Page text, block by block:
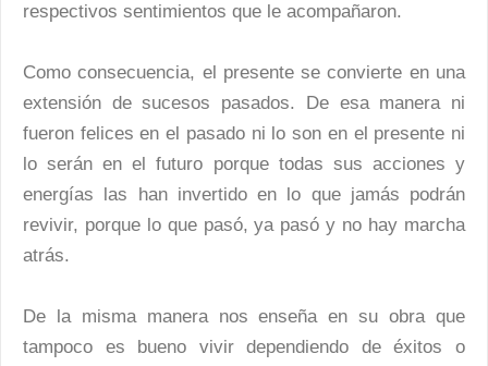
respectivos sentimientos que le acompañaron.
Como consecuencia, el presente se convierte en una
extensión de sucesos pasados. De esa manera ni
fueron felices en el pasado ni lo son en el presente ni
lo serán en el futuro porque todas sus acciones y
energías las han invertido en lo que jamás podrán
revivir, porque lo que pasó, ya pasó y no hay marcha
atrás.
De la misma manera nos enseña en su obra que
tampoco es bueno vivir dependiendo de éxitos o